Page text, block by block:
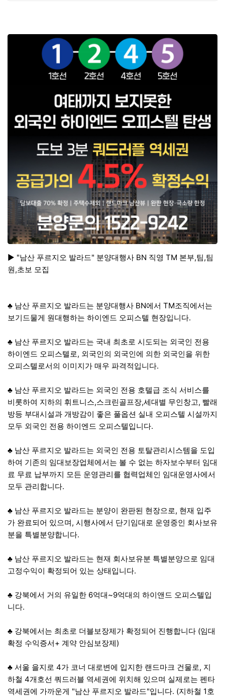
본문
▶ "남산 푸르지오 발라드" 분양대행사 BN 직영 TM 본부,팀,팀
원,초보 모집
♣ 남산 푸르지오 발라드는 분양대행사 BN에서 TM조직에서는
보기드물게 원대행하는 하이엔드 오피스텔 현장입니다.
♣ 남산 푸르지오 발라드는 국내 최초로 시도되는 외국인 전용
하이엔드 오피스텔로, 외국인의 외국인에 의한 외국인을 위한
오피스텔로서의 이미지가 매우 파격적입니다.
♣ 남산 푸르지오 발라드는 외국인 전용 호텔급 조식 서비스를
비롯하여 지하의 휘트니스,스크린골프장,세대별 무인창고, 빨래
방등 부대시설과 개방감이 좋은 풀옵션 실내 오피스텔 시설까지
모두 외국인 전용 하이엔드 오피스텔입니다.
♣ 남산 푸르지오 발라드는 외국인 전용 토탈관리시스템을 도입
하여 기존의 임대보장업체에서는 볼 수 없는 하자보수부터 임대
료 무료 납부까지 모든 운영관리를 협력업체인 임대운영사에서
모두 관리합니다.
♣ 남산 푸르지오 발라드는 분양이 완판된 현장으로, 현재 입주
가 완료되어 있으며, 시행사에서 단기임대로 운영중인 회사보유
분을 특별분양합니다.
♣ 남산 푸르지오 발라드는 현재 회사보유분 특별분양으로 임대
고정수익이 확정되어 있는 상태입니다.
♣ 강북에서 거의 유일한 6억대~9억대의 하이앤드 오피스텔입
니다.
♣ 강북에서는 최초로 더블보장제가 확정되어 진행합니다 (임대
확정 수익증서+ 계약 안심보장제)
♣ 서울 을지로 4가 코너 대로변에 입지한 랜드마크 건물로, 지
하철 4개호선 쿼드러블 역세권에 위치해 있으며 실제로는 펜타
역세권에 가까운게 "남산 푸르지오 발라드"입니다. (지하철 1호